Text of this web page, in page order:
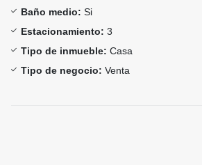
Baño medio: Si
Estacionamiento: 3
Tipo de inmueble: Casa
Tipo de negocio: Venta